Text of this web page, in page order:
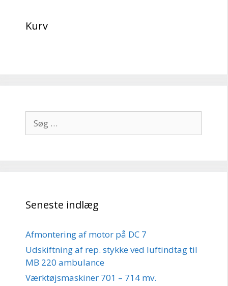
Kurv
efter:
Seneste indlæg
Afmontering af motor på DC 7
Udskiftning af rep. stykke ved luftindtag til
MB 220 ambulance
Værktøjsmaskiner 701 – 714 mv.